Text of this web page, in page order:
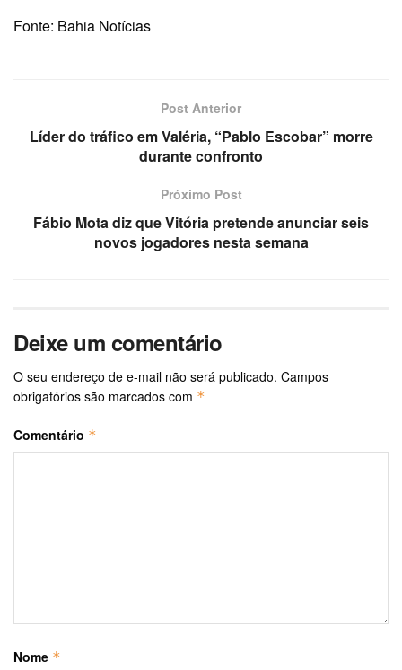
Fonte: Bahia Notícias
Post Anterior
Líder do tráfico em Valéria, “Pablo Escobar” morre
durante confronto
Próximo Post
Fábio Mota diz que Vitória pretende anunciar seis
novos jogadores nesta semana
Deixe um comentário
O seu endereço de e-mail não será publicado. Campos
obrigatórios são marcados com *
Comentário *
Nome *